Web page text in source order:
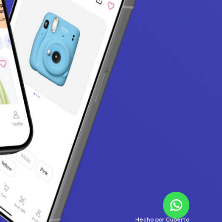
Hecho por Cuberto